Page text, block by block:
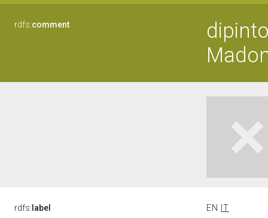
rdfs:comment
rdfs: label EN IT